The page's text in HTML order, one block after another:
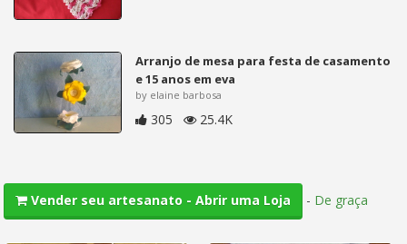
Arranjo de mesa para festa de casamento
e 15 anos em eva
by elaine barbosa
305 25.4K
Vender seu artesanato - Abrir uma Loja - De graça